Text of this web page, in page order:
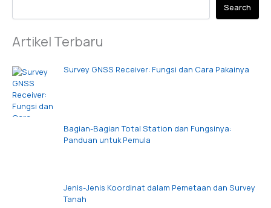
Search
Artikel Terbaru
Survey GNSS Receiver: Fungsi dan Cara Pakainya
Bagian-Bagian Total Station dan Fungsinya:
Panduan untuk Pemula
Jenis-Jenis Koordinat dalam Pemetaan dan Survey
Tanah